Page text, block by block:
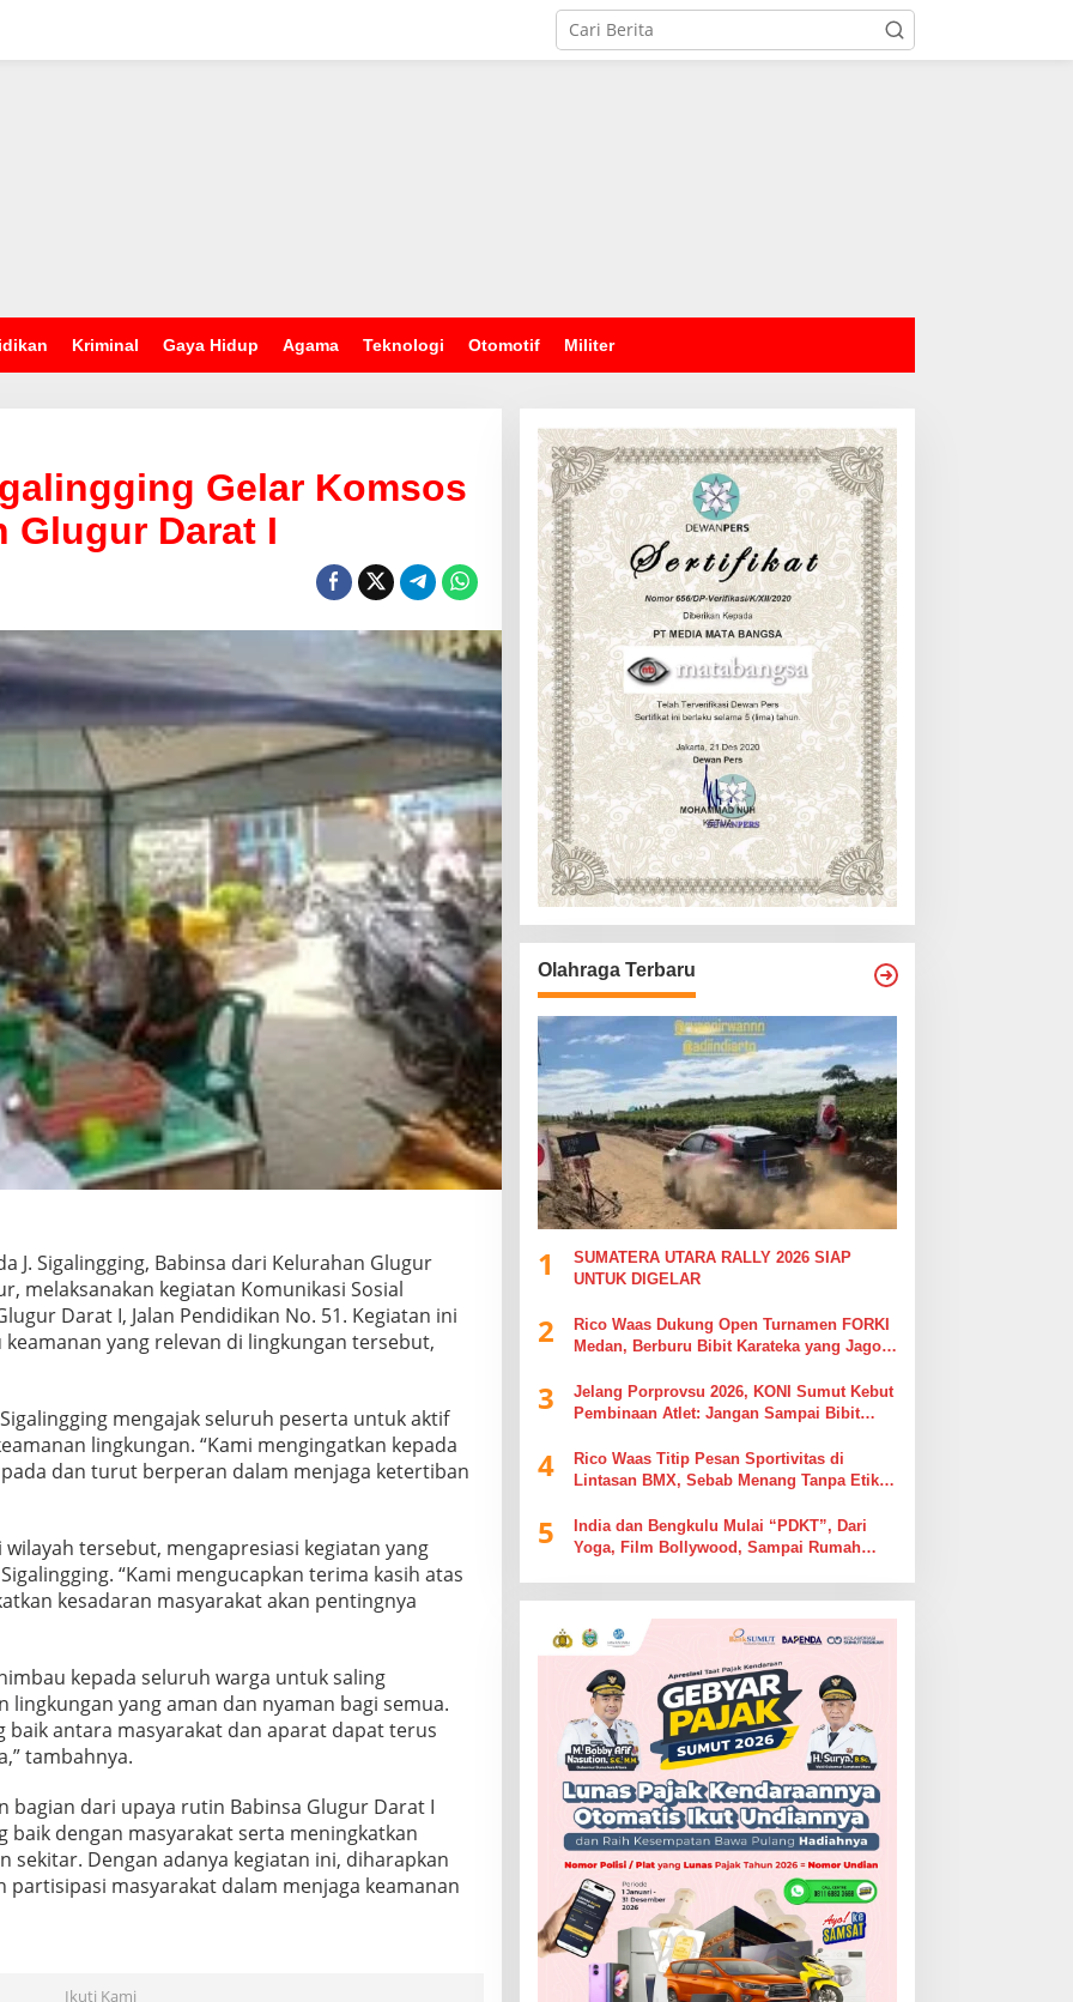
Kriminal Gaya Hidup Agama Teknologi Otomotif Militer
Gelar Komsos
Glugur Darat I
J. Sigalingging, Babinsa dari Kelurahan Glugur
melaksanakan kegiatan Komunikasi Sosial
Darat I, Jalan Pendidikan No. 51. Kegiatan ini
yang relevan di lingkungan tersebut,
mengajak seluruh peserta untuk aktif
lingkungan. “Kami mengingatkan kepada
dan turut berperan dalam menjaga ketertiban
wilayah tersebut, mengapresiasi kegiatan yang
“Kami mengucapkan terima kasih atas
kesadaran masyarakat akan pentingnya
kepada seluruh warga untuk saling
yang aman dan nyaman bagi semua.
baik antara masyarakat dan aparat dapat terus
tambahnya.
bagian dari upaya rutin Babinsa Glugur Darat I
baik dengan masyarakat serta meningkatkan
sekitar. Dengan adanya kegiatan ini, diharapkan
partisipasi masyarakat dalam menjaga keamanan
Ikuti Kami
Olahraga Terbaru
1
SUMATERA UTARA RALLY 2026 SIAP
UNTUK DIGELAR
2
Rico Waas Dukung Open Turnamen FORKI
Medan, Berburu Bibit Karateka yang Jago
Komentar
3
Jelang Porprovsu 2026, KONI Sumut Kebut
Pembinaan Atlet: Jangan Sampai Bibit
4
Rico Waas Titip Pesan Sportivitas di
Lintasan BMX, Sebab Menang Tanpa Etika
5
India dan Bengkulu Mulai “PDKT”, Dari
Yoga, Film Bollywood, Sampai Rumah